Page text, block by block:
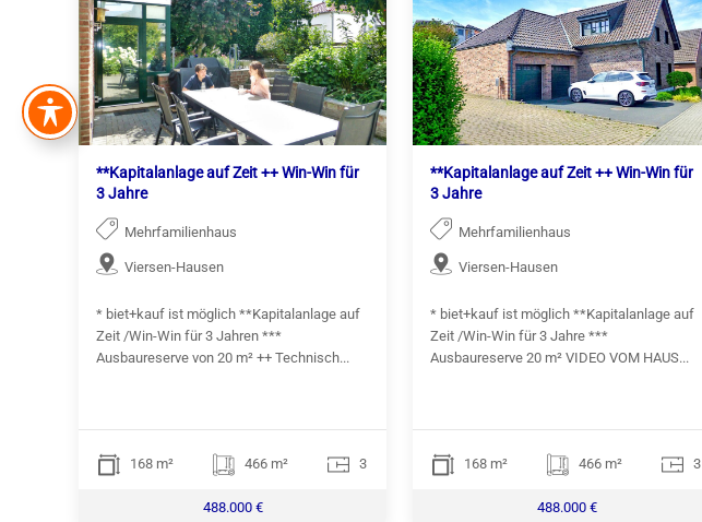
**Kapitalanlage auf Zeit ++ Win-Win für
3 Jahre
Mehrfamilienhaus
Viersen-Hausen
* biet+kauf ist möglich **Kapitalanlage auf
Zeit /Win‑Win für 3 Jahren ***
Ausbaureserve von 20 m² ++ Technisch...
168 m² 466 m² 3
488.000 €
**Kapitalanlage auf Zeit ++ Win-Win für
3 Jahre
Mehrfamilienhaus
Viersen-Hausen
* biet+kauf ist möglich **Kapitalanlage auf
Zeit /Win‑Win für 3 Jahre ***
Ausbaureserve 20 m² VIDEO VOM HAUS...
168 m² 466 m² 3
488.000 €